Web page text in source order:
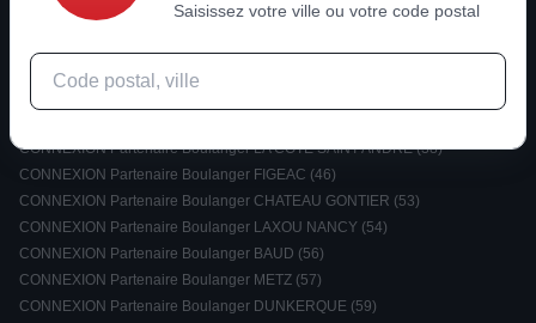
CONNEXION Partenaire Boulanger BAUME-LES-DAMES (25)
CONNEXION Partenaire Boulanger ETOILE-SUR-RHONE (26)
CONNEXION Partenaire Boulanger REVEL (31)
CONNEXION Partenaire Boulanger LA COTE SAINT ANDRE (38)
CONNEXION Partenaire Boulanger FIGEAC (46)
CONNEXION Partenaire Boulanger CHATEAU GONTIER (53)
CONNEXION Partenaire Boulanger LAXOU NANCY (54)
CONNEXION Partenaire Boulanger BAUD (56)
CONNEXION Partenaire Boulanger METZ (57)
CONNEXION Partenaire Boulanger DUNKERQUE (59)
Saisissez votre ville ou votre code postal